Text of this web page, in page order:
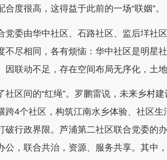
度很高，这得益于此前的一场“联姻”。
党委由华中社区、石路社区、监后垟社
不尽相同，各有烦恼：华中社区是明星
因联动不足，存在空间布局无序化，土
社区间的“红绳”。罗鹏雷说，未来乡村
跨4个社区，构筑江南水乡体验、社区
破行政界限。芦浦第二社区联合党委的
公，联合共治，资源、服务共享。其中